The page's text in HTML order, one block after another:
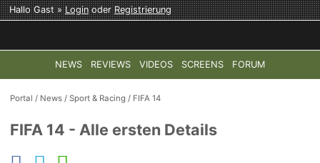
Hallo Gast »LoginoderRegistrierung
NEWS REVIEWS VIDEOS SCREENS FORUM
TOP-THEMEN: COD: MODERN WARFARE 4 HALO:
Portal / News /Sport & Racing / FIFA 14
FIFA 14 - Alle ersten Details